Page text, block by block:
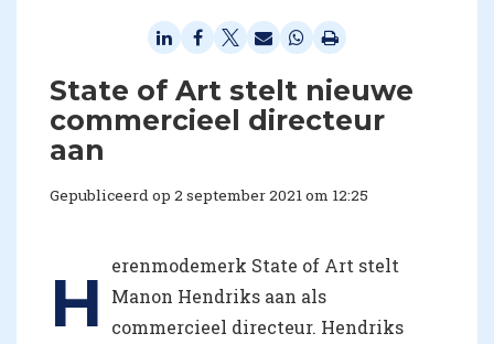
State of Art stelt nieuwe
commercieel directeur
aan
Gepubliceerd op 2 september 2021 om 12:25
H
erenmodemerk State of Art stelt
Manon Hendriks aan als
commercieel directeur. Hendriks